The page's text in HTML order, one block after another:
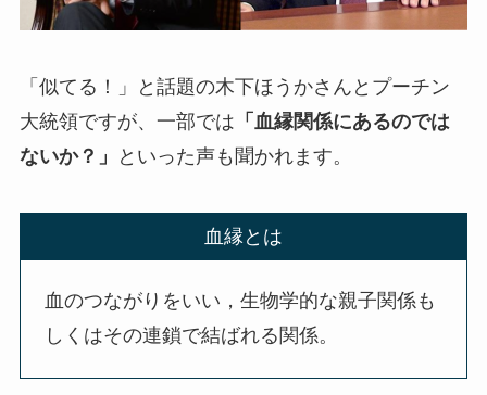
「似てる！」と話題の木下ほうかさんとプーチン
大統領ですが、一部では 「血縁関係にあるのでは
ないか？」
といった声も聞かれます。
血縁とは
血のつながりをいい，生物学的な親子関係も
しくはその連鎖で結ばれる関係。